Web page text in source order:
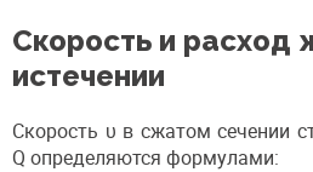
Скорость и расход
истечении
Скорость υ в сжатом сечении
Q определяются формулами: